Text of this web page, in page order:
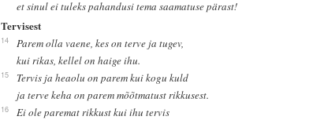
et sinul ei tuleks pahandusi tema saamatuse pärast!
Tervisest
14
Parem olla vaene, kes on terve ja tugev,
kui rikas, kellel on haige ihu.
15
Tervis ja heaolu on parem kui kogu kuld
ja terve keha on parem mõõtmatust rikkusest.
16
Ei ole paremat rikkust kui ihu tervis